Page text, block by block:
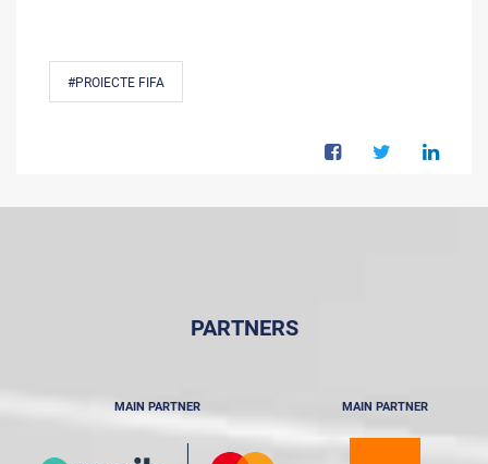
#PROIECTE FIFA
PARTNERS
MAIN PARTNER MAIN PARTNER